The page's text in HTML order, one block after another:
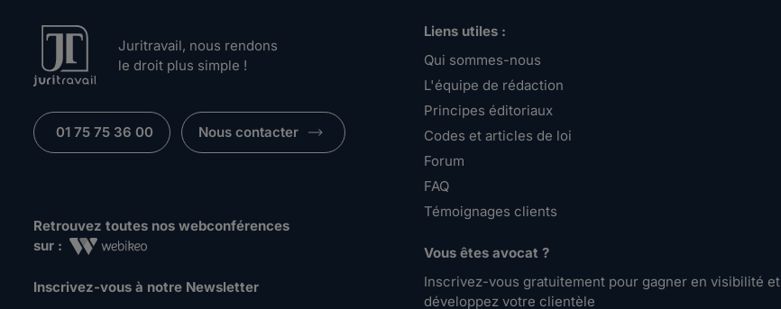
Juritravail, nous rendons
le droit plus simple !
01 75 75 36 00 Nous contacter
Retrouvez toutes nos webconférences
sur :
Inscrivez-vous à notre Newsletter
Liens utiles :
Qui sommes-nous
L'équipe de rédaction
Principes éditoriaux
Codes et articles de loi
Forum
FAQ
Témoignages clients
Vous êtes avocat ?
Inscrivez-vous gratuitement pour gagner en visibilité et
développez votre clientèle